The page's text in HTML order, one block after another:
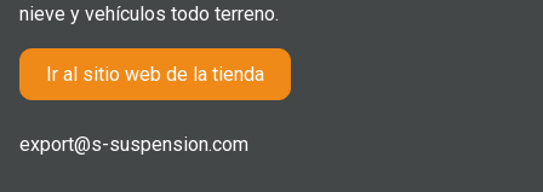
nieve y vehículos todo terreno.
Ir al sitio web de la tienda
export@s-suspension.com